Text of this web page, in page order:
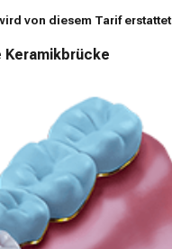
von diesem Tarif erstattet